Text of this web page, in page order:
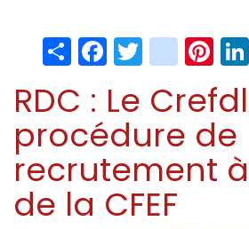
ShareFacebook
Twitter
RDC : Le
procédure de
recrutement
de la CFEF